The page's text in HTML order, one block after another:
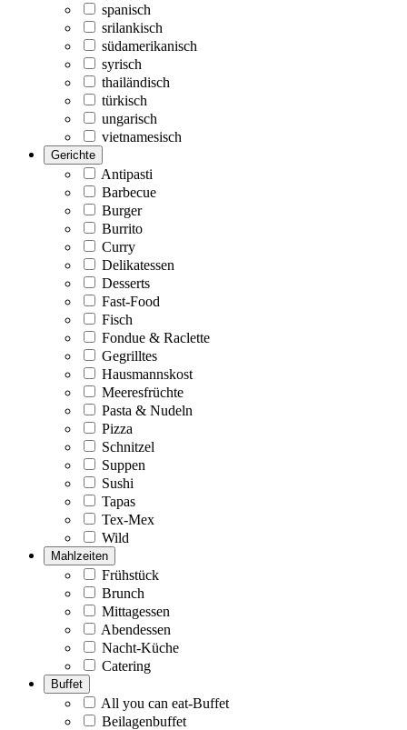
spanisch
srilankisch
südamerikanisch
syrisch
thailändisch
türkisch
ungarisch
vietnamesisch
Gerichte
Antipasti
Barbecue
Burger
Burrito
Curry
Delikatessen
Desserts
Fast-Food
Fisch
Fondue & Raclette
Gegrilltes
Hausmannskost
Meeresfrüchte
Pasta & Nudeln
Pizza
Schnitzel
Suppen
Sushi
Tapas
Tex-Mex
Wild
Mahlzeiten
Frühstück
Brunch
Mittagessen
Abendessen
Nacht-Küche
Catering
Buffet
All you can eat-Buffet
Beilagenbuffet